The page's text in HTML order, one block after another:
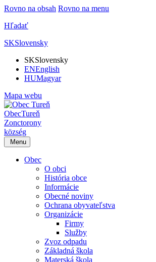
Rovno na obsah Rovno na menu
Hľadať
SKSlovensky
SKSlovensky
ENEnglish
HUMagyar
Mapa webu
ObecTureň
Zonctorony
község
Menu
Obec
O obci
História obce
Informácie
Obecné noviny
Ochrana obyvateľstva
Organizácie
Firmy
Služby
Zvoz odpadu
Základná škola
Materská škola